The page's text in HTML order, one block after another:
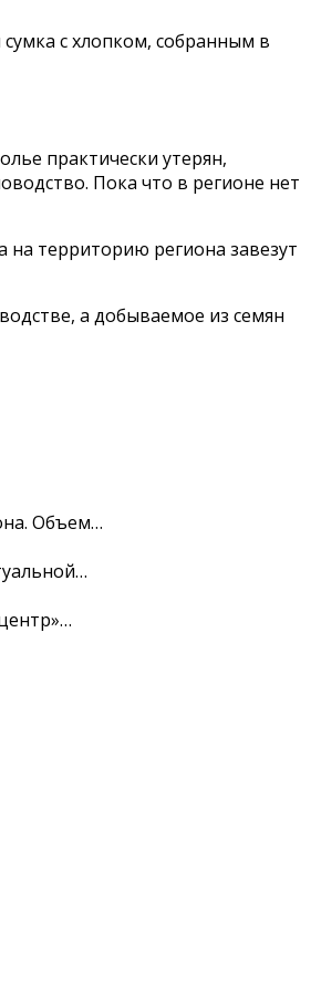
с хлопком, собранным в
практически утерян,
Пока что в регионе нет
территорию региона завезут
а добываемое из семян
Объем…